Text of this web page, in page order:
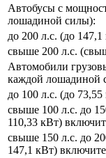
Автобусы с
лошадиной силы):
до 200 л.с. (до
свыше 200 л.с.
Автомобили
каждой лошадиной
до 100 л.с. (до
свыше 100 л.с. до
110,33 кВт)
свыше 150 л.с. до
147,1 кВт)